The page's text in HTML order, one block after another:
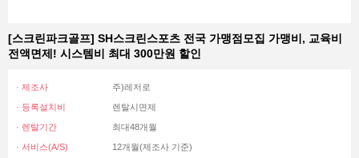
[스크린파크골프] SH스크린스포츠 전국 가맹점모집 가맹비, 교육비
전액면제! 시스템비 최대 300만원 할인
· 제조사 주)레저로
· 등록설치비 렌탈시면제
· 렌탈기간 최대48개월
· 서비스(A/S) 12개월(제조사 기준)